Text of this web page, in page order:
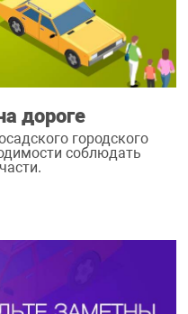
дороге
городского
соблюдать